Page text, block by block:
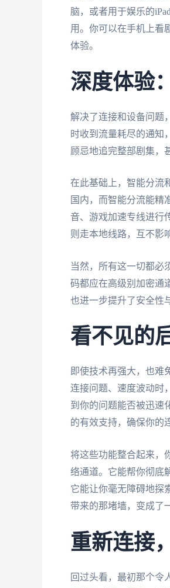
脑，或者用于娱乐的
用。你可以在手机上看
体验。
深度体验
解决了连接和设备问题
时收到流量耗尽的通知
顾忌地追完整部剧集，
在此基础上，智能分流
国内，而智能分流能精
音、游戏加速专线进行
则走本地线路，互不影
当然，所有这一切都必
码都应在高级别加密通
也进一步提升了安全性
看不见的
即使技术再强大，也难
连接问题、速度波动时
到你的问题能否被迅速
的有效支持，确保你的
将这些功能整合起来，
络通道。它能帮你彻底
它能让你毫无障碍地探
带来的那堵墙，变成了
重新连接
回过头看，最初那个令